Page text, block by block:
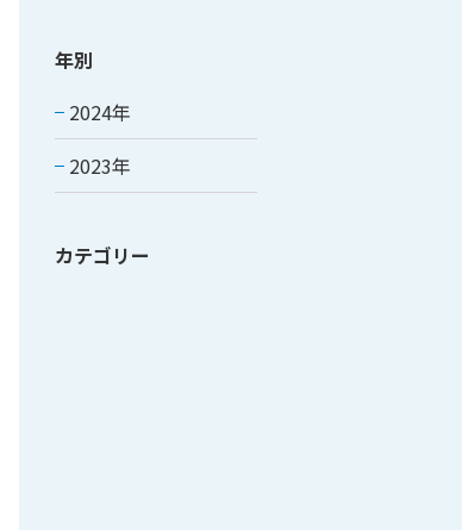
年別
2024年
2023年
カテゴリー